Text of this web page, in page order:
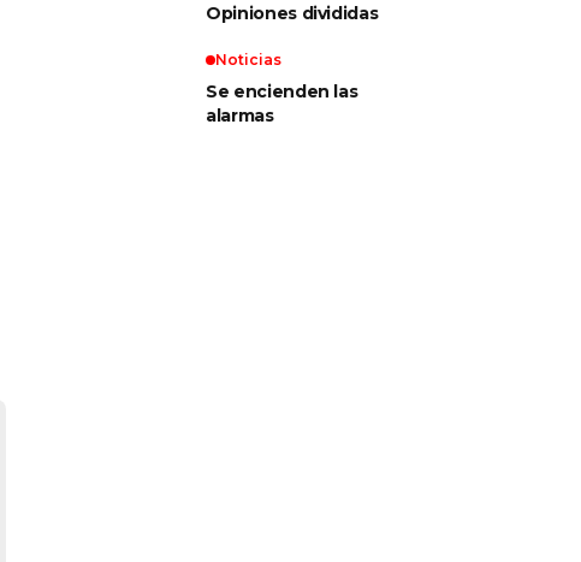
Opiniones divididas
Noticias
Se encienden las
alarmas